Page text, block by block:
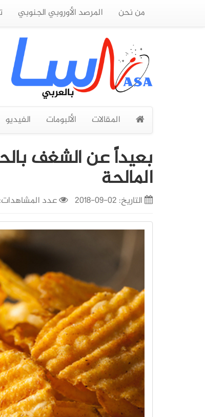
من نحن المرصد الأوروبي الجنوبي
المقالات الألبومات الفيديو
بعیداً عن الشغف
المالحة
التاريخ: 02-09-2018 عدد المشاهدات: 6,476